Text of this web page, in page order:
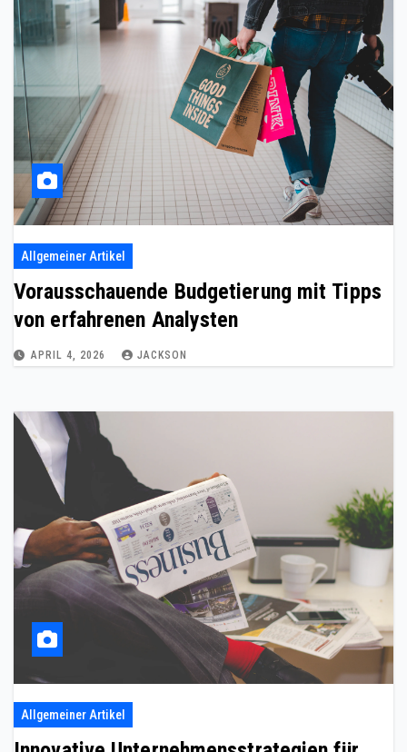
Allgemeiner Artikel
Vorausschauende Budgetierung mit Tipps
von erfahrenen Analysten
APRIL 4, 2026 JACKSON
Allgemeiner Artikel